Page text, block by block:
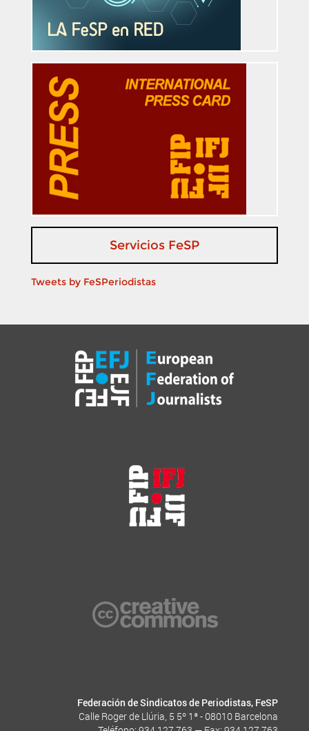
Servicios FeSP
Tweets by FeSPeriodistas
Federación de Sindicatos de Periodistas, FeSP
Calle Roger de Llúria, 5 5º 1ª - 08010 Barcelona